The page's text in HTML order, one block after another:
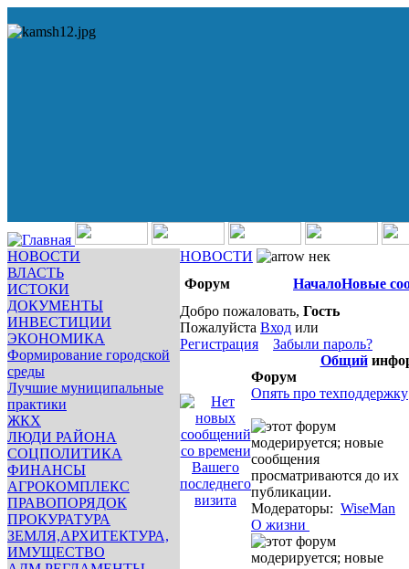
НОВОСТИ
ВЛАСТЬ
ИСТОКИ
ДОКУМЕНТЫ
ИНВЕСТИЦИИ
ЭКОНОМИКА
Формирование городской
среды
Лучшие муниципальные
практики
ЖКХ
ЛЮДИ РАЙОНА
СОЦПОЛИТИКА
ФИНАНСЫ
АГРОКОМПЛЕКС
ПРАВОПОРЯДОК
ПРОКУРАТУРА
ЗЕМЛЯ,АРХИТЕКТУРА,
ИМУЩЕСТВО
НОВОСТИ
нек
Форум
НачалоНовые
Добро пожаловать, Гость
Пожалуйста Вход или
Регистрация
Забыли пароль?
Общий
Форум
Опять про техподдержку
Модераторы: WiseMan
О жизни